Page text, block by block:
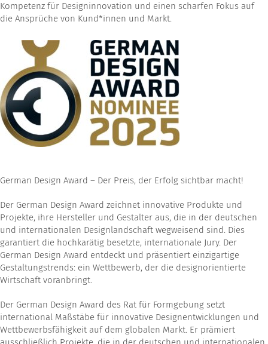
Kompetenz für Designinnovation und einen scharfen Fokus auf
die Ansprüche von Kund*innen und Markt.
German Design Award – Der Preis, der Erfolg sichtbar macht!
Der German Design Award zeichnet innovative Produkte und
Projekte, ihre Hersteller und Gestalter aus, die in der deutschen
und internationalen Designlandschaft wegweisend sind. Dies
garantiert die hochkarätig besetzte, internationale Jury. Der
German Design Award entdeckt und präsentiert einzigartige
Gestaltungstrends: ein Wettbewerb, der die designorientierte
Wirtschaft voranbringt.
Der German Design Award des Rat für Formgebung setzt
international Maßstäbe für innovative Designentwicklungen und
Wettbewerbsfähigkeit auf dem globalen Markt. Er prämiert